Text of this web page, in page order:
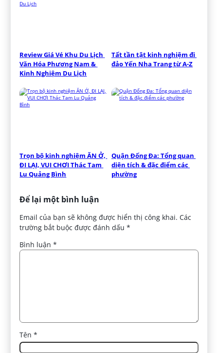
Review Giá Vé Khu Du Lịch
Văn Hóa Phương Nam &
Kinh Nghiệm Du Lịch
Tất tần tật kinh nghiệm đi
đảo Yến Nha Trang từ A-Z
Trọn bộ kinh nghiệm ĂN Ở,
ĐI LẠI, VUI CHƠI Thác Tam
Lu Quảng Bình
Quận Đống Đa: Tổng quan
diện tích & đặc điểm các
phường
Để lại một bình luận
Email của bạn sẽ không được hiển thị công khai. Các
trường bắt buộc được đánh dấu*
Bình luận*
Tên*